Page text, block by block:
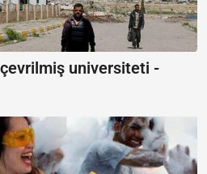
universiteti -